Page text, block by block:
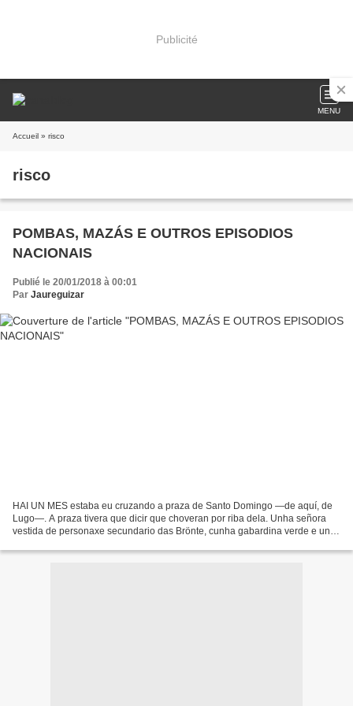
Publicité
MENU
Accueil » risco
risco
POMBAS, MAZÁS E OUTROS EPISODIOS
NACIONAIS
Publié le 20/01/2018 à 00:01
Par Jaureguizar
HAI UN MES estaba eu cruzando a praza de Santo Domingo —de aquí, de
Lugo—. A praza tivera que dicir que choveran por riba dela. Unha señora
vestida de personaxe secundario das Brönte, cunha gabardina verde e un